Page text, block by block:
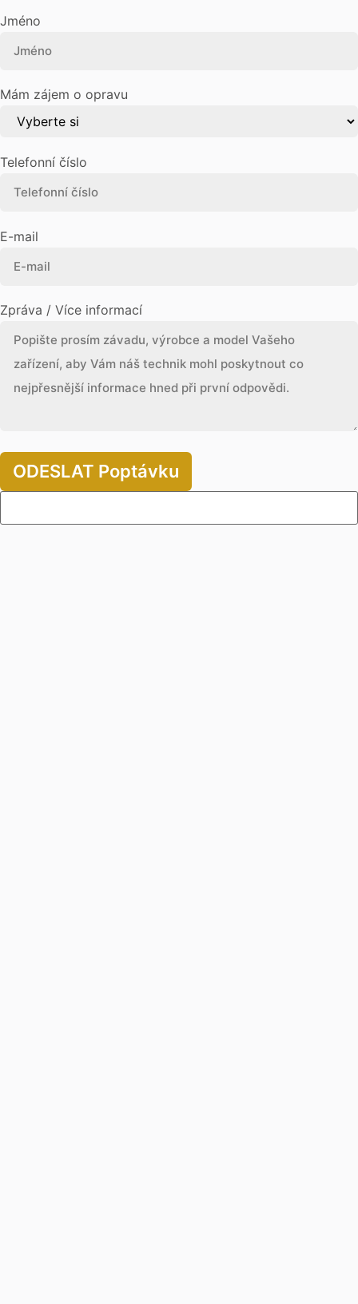
Jméno
Mám zájem o opravu
Telefonní číslo
E-mail
Zpráva / Více informací
ODESLAT Poptávku